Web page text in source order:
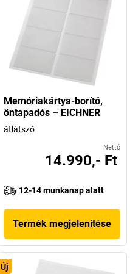
Memóriakártya-borító,
öntapadós – EICHNER
átlátszó
Nettó
14.990,- Ft
12-14 munkanap alatt
Termék megjelenítése
Új